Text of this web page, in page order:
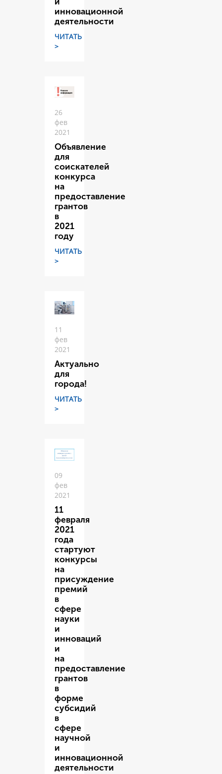
инновационной
деятельности
ЧИТАТЬ
>
26
фев
2021
Объявление
для
соискателей
конкурса
на
предоставление
грантов
в
2021
году
ЧИТАТЬ
>
11
фев
2021
Актуально
для
города!
ЧИТАТЬ
>
09
фев
2021
11
февраля
2021
года
стартуют
конкурсы
на
присуждение
премий
в
сфере
науки
и
инноваций
и
на
предоставление
грантов
в
форме
субсидий
в
сфере
научной
и
инновационной
деятельности